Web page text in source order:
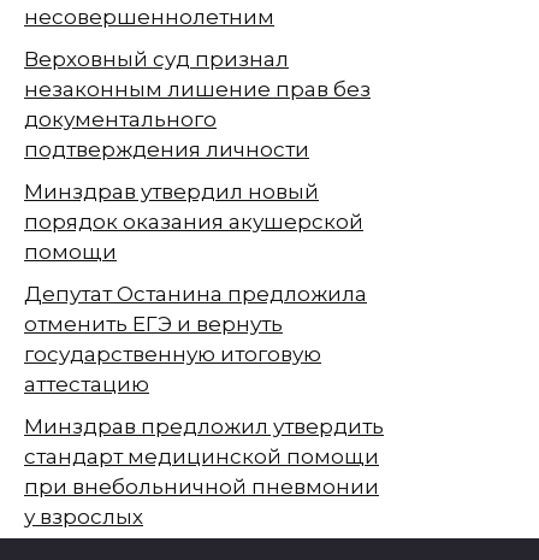
несовершеннолетним
Верховный суд признал
незаконным лишение прав без
документального
подтверждения личности
Минздрав утвердил новый
порядок оказания акушерской
помощи
Депутат Останина предложила
отменить ЕГЭ и вернуть
государственную итоговую
аттестацию
Минздрав предложил утвердить
стандарт медицинской помощи
при внебольничной пневмонии
у взрослых